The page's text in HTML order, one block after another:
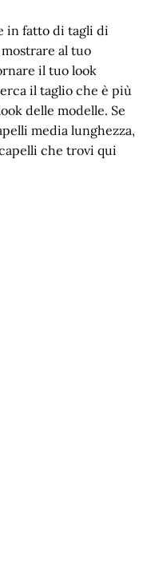
in fatto di tagli di
al tuo
il tuo look
il taglio che è più
delle modelle. Se
media lunghezza,
che trovi qui